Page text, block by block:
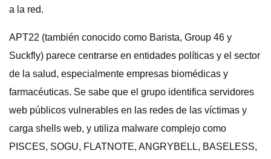
a la red.
APT22 (también conocido como Barista, Group 46 y
Suckfly) parece centrarse en entidades políticas y el sector
de la salud, especialmente empresas biomédicas y
farmacéuticas. Se sabe que el grupo identifica servidores
web públicos vulnerables en las redes de las víctimas y
carga shells web, y utiliza malware complejo como
PISCES, SOGU, FLATNOTE, ANGRYBELL, BASELESS,